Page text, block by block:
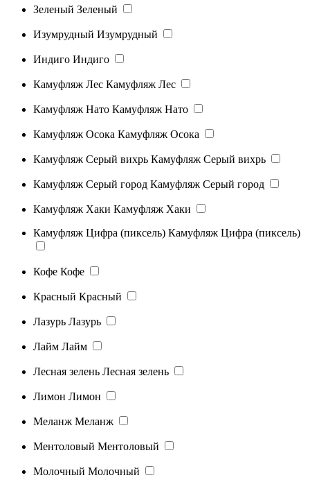
Зеленый Зеленый
Изумрудный Изумрудный
Индиго Индиго
Камуфляж Лес Камуфляж Лес
Камуфляж Нато Камуфляж Нато
Камуфляж Осока Камуфляж Осока
Камуфляж Серый вихрь Камуфляж Серый вихрь
Камуфляж Серый город Камуфляж Серый город
Камуфляж Хаки Камуфляж Хаки
Камуфляж Цифра (пиксель) Камуфляж Цифра (пиксель)
Кофе Кофе
Красный Красный
Лазурь Лазурь
Лайм Лайм
Лесная зелень Лесная зелень
Лимон Лимон
Меланж Меланж
Ментоловый Ментоловый
Молочный Молочный